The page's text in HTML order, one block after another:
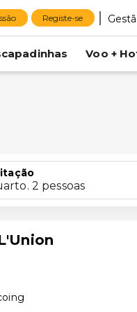
Registe-se
Voo +
2 pessoas